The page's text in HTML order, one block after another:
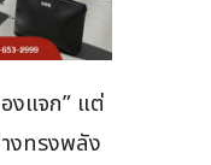
งแจก” แต่
งทรงพลัง